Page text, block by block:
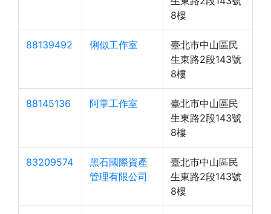
8樓
88139492 俐似工作室
臺北市中山區民
生東路2段143號
8樓
88145136 阿掌工作室
臺北市中山區民
生東路2段143號
8樓
83209574
黑石國際資產
管理有限公司
臺北市中山區民
生東路2段143號
8樓